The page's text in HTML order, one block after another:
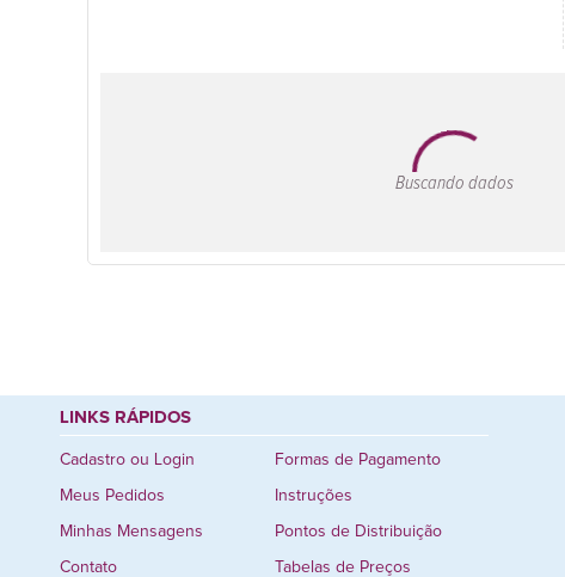
Buscando dados
LINKS RÁPIDOS
Cadastro ou Login
Meus Pedidos
Minhas Mensagens
Contato
Formas de Pagamento
Instruções
Pontos de Distribuição
Tabelas de Preços